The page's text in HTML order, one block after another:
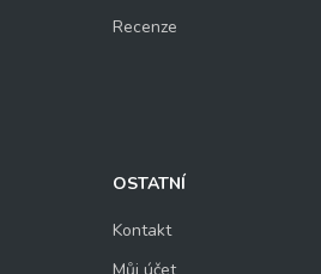
Recenze
OSTATNÍ
Kontakt
Můj účet